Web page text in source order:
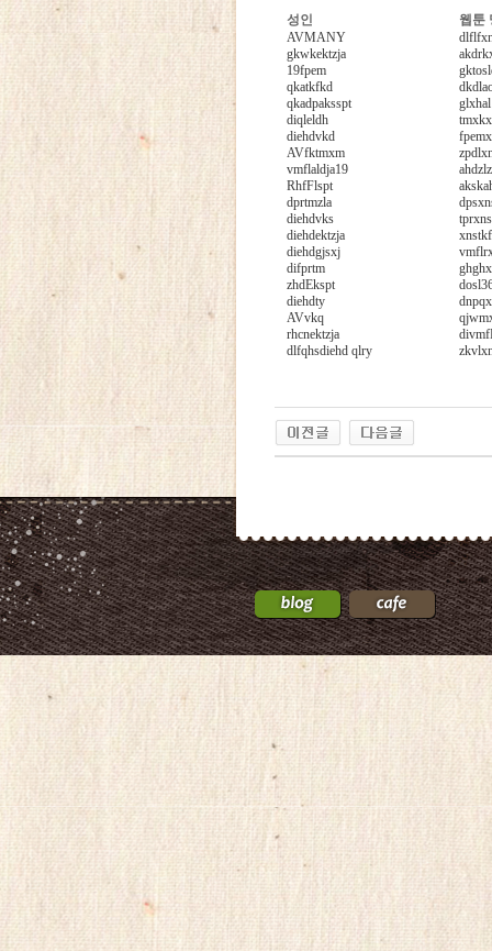
성인
AVMANY
gkwkektzja
19fpem
qkatkfkd
qkadpaksspt
diqleldh
diehdvkd
AVfktmxm
vmflaldja19
RhfFlspt
dprtmzla
diehdvks
diehdektzja
diehdgjsxj
difprtm
zhdEkspt
diehdty
AVvkq
rhcnektzja
dlfqhsdiehd qlry
웹툰
glxhal
tprxns
아
몰
돔
클
C
L
U
B.
t
o
p
판
신
낙
24Parmacy
우
즐
성
비
아
탑-
프
지
구
gmdqnswp
alvmwls.xyz
비
탑-
스
구